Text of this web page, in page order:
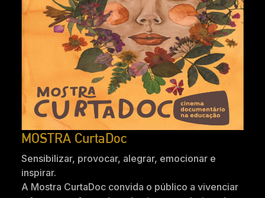
MOSTRA CurtaDoc
Sensibilizar, provocar, alegrar, emocionar e
inspirar.
A Mostra CurtaDoc convida o público a vivenciar